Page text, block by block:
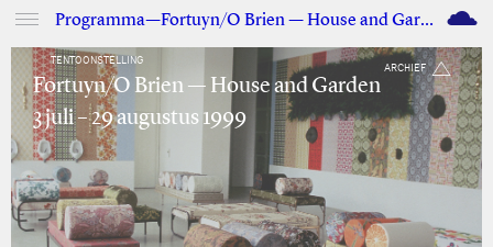
Programma—Fortuyn/O Brien — House and Garden M
TENTOONSTELLING
ARCHIEF
Fortuyn/O Brien — House and Garden
3 juli – 29 augustus 1999